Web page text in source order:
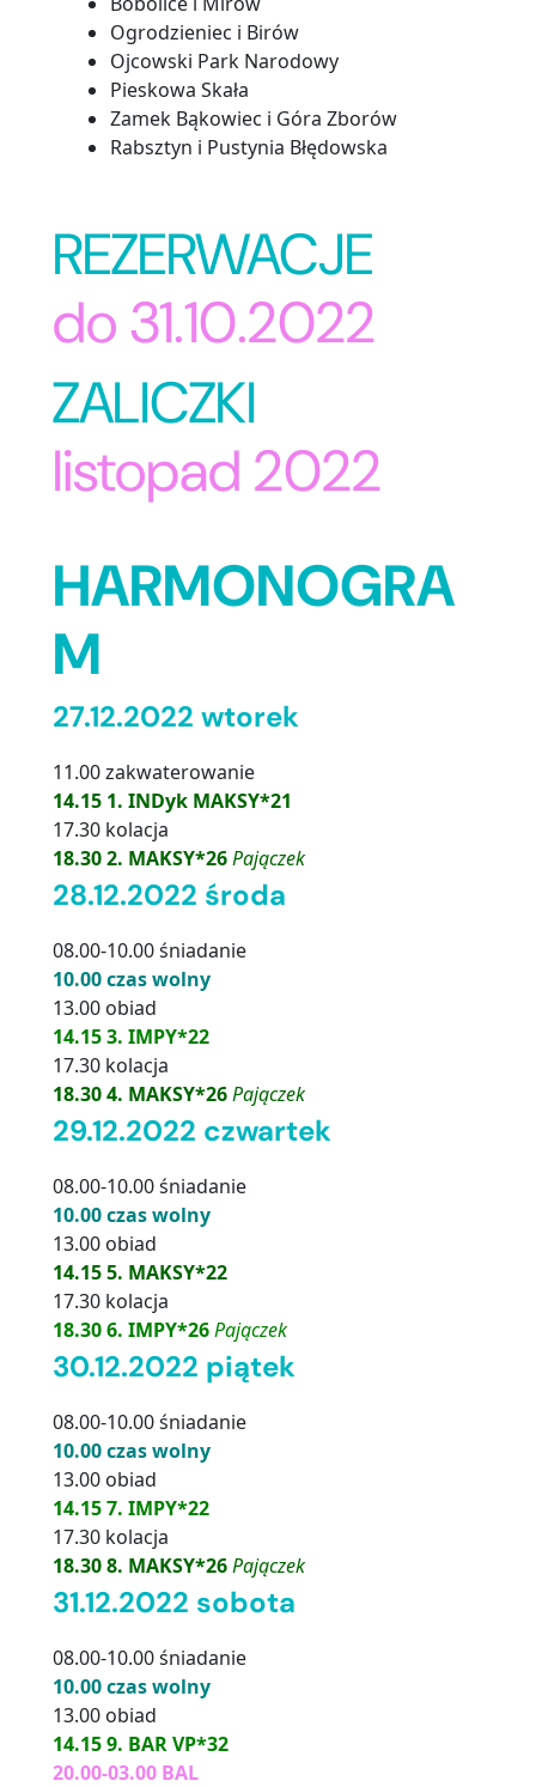
Ogrodzieniec i Birów
Ojcowski Park Narodowy
Pieskowa Skała
Zamek Bąkowiec i Góra Zborów
Rabsztyn i Pustynia Błędowska
REZERWACJE
do 31.10.2022
ZALICZKI
listopad 2022
HARMONOGRA
M
27.12.2022 wtorek
11.00 zakwaterowanie
14.15 1. INDyk MAKSY*21
17.30 kolacja
18.30 2. MAKSY*26Pajączek
28.12.2022 środa
08.00-10.00 śniadanie
10.00 czas wolny
13.00 obiad
14.15 3. IMPY*22
17.30 kolacja
18.30 4. MAKSY*26Pajączek
29.12.2022 czwartek
08.00-10.00 śniadanie
10.00 czas wolny
13.00 obiad
14.15 5. MAKSY*22
17.30 kolacja
18.30 6. IMPY*26Pajączek
30.12.2022 piątek
08.00-10.00 śniadanie
10.00 czas wolny
13.00 obiad
14.15 7. IMPY*22
17.30 kolacja
18.30 8. MAKSY*26Pajączek
31.12.2022 sobota
08.00-10.00 śniadanie
10.00 czas wolny
13.00 obiad
14.15 9. BAR VP*32
20.00-03.00 BAL